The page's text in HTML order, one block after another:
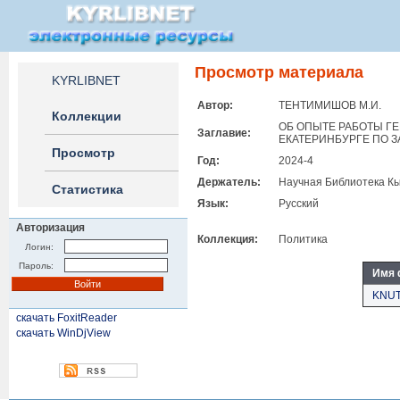
KYRLIBNET
Коллекции
Просмотр
Статистика
Авторизация
Логин:
Пароль:
скачать FoxitReader
скачать WinDjView
Просмотр материала
Автор: ТЕНТИМИШОВ М.И.
Заглавие:
ОБ ОПЫТЕ РАБОТЫ
ЕКАТЕРИНБУРГЕ ПО
Год:
2024-4
Держатель:
Научная Библиотека
Язык:
Русский
Коллекция: Политика
Имя